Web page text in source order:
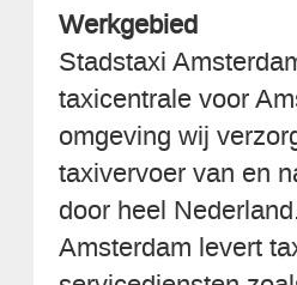
Werkgebied
Stadstaxi
taxicentrale voor
omgeving wij
taxivervoer van en
door heel
Amsterdam levert